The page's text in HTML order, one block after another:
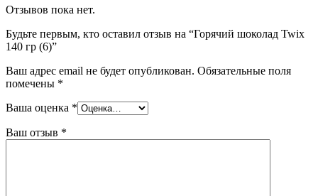
Отзывов пока нет.
Будьте первым, кто оставил отзыв на “Горячий шоколад Twix
140 гр (6)”
Ваш адрес email не будет опубликован. Обязательные поля
помечены *
Ваша оценка *
Ваш отзыв *